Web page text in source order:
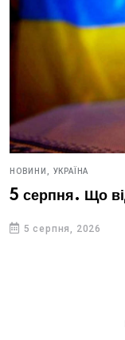
НОВИНИ, УКРАЇНА
5 серпня. Що
5 серпня, 2026